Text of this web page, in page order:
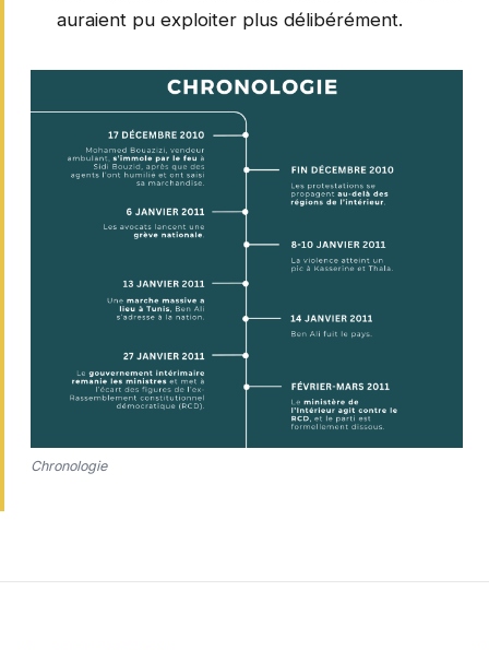
auraient pu exploiter plus délibérément.
Chronologie